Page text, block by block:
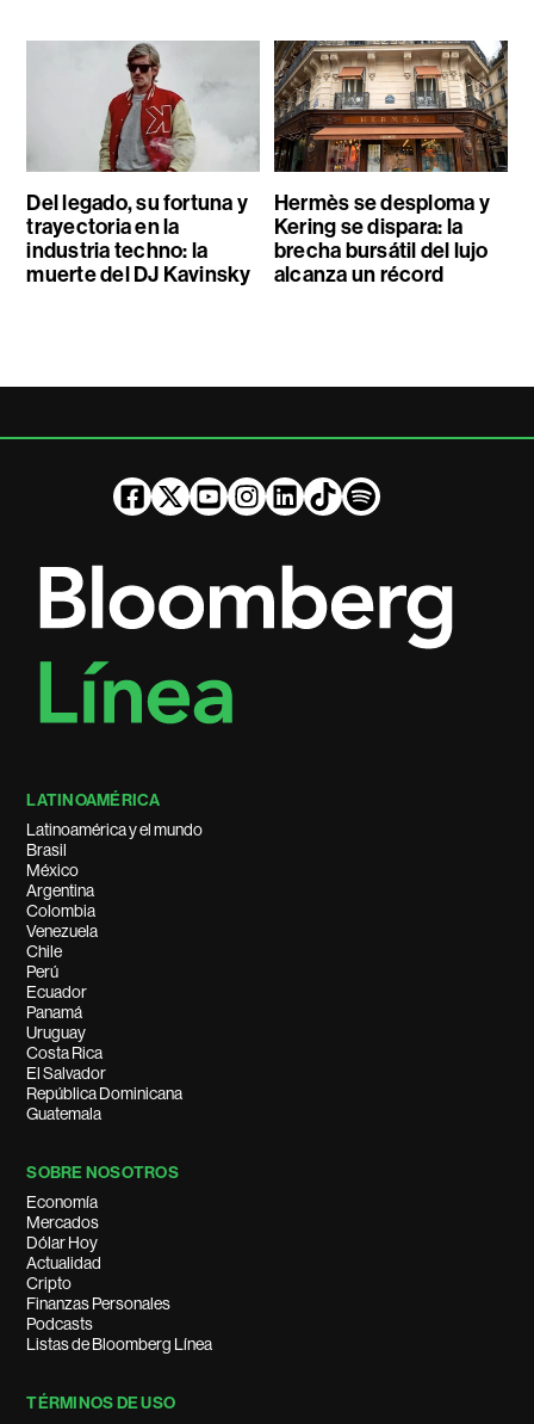
Del legado, su fortuna y
trayectoria en la
industria techno: la
muerte del DJ Kavinsky
Hermès se desploma y
Kering se dispara: la
brecha bursátil del lujo
alcanza un récord
LATINOAMÉRICA
Latinoamérica y el mundo
Brasil
México
Argentina
Colombia
Venezuela
Chile
Perú
Ecuador
Panamá
Uruguay
Costa Rica
El Salvador
República Dominicana
Guatemala
SOBRE NOSOTROS
Economía
Mercados
Dólar Hoy
Actualidad
Cripto
Finanzas Personales
Podcasts
Listas de Bloomberg Línea
TÉRMINOS DE USO